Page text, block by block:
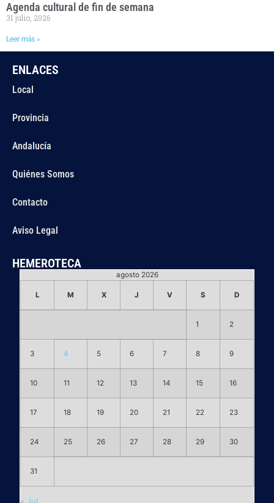
Agenda cultural de fin de semana
31 julio, 2026
Leer más »
ENLACES
Local
Provincia
Andalucía
Quiénes Somos
Contacto
Aviso Legal
HEMEROTECA
agosto 2026
L M X J V S D
1 2
3 4 5 6 7 8 9
10 11 12 13 14 15 16
17 18 19 20 21 22 23
24 25 26 27 28 29 30
31